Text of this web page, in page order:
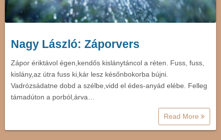
Nagy László: Záporvers
Zápor ériktávol égen,kendős kislánytáncol a réten. Fuss, fuss,
kislány,az útra fuss ki,kár lesz későnbokorba bújni.
Vadrózsádatne dobd a szélbe,vidd el édes-anyád elébe. Felleg
támadúton a porból,árva…
Read More